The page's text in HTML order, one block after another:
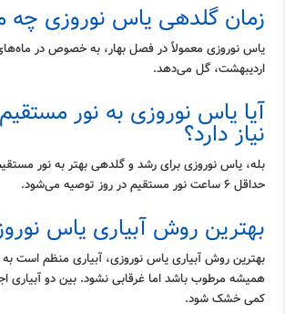
زمان گلدهی یاس نوروزی چه
یاس نوروزی معمولاً در فصل بهار، به خصوص در
اردیبهشت، گل می‌دهد.
آیا یاس نوروزی به نور
نیاز دارد؟
بله، یاس نوروزی برای رشد و گلدهی بهتر به نور
حداقل ۶ ساعت نور مستقیم در روز توصیه می‌شود.
بهترین روش آبیاری یاس
بهترین روش آبیاری یاس نوروزی، آبیاری منظم است
همیشه مرطوب باشد اما غرقابی نشود. بین دو آبیاری
کمی خشک شود.